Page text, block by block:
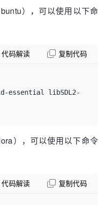
），可以使用以下命
libSDL2-
代码解读 复制代码
），可以使用以下命令
代码解读 复制代码